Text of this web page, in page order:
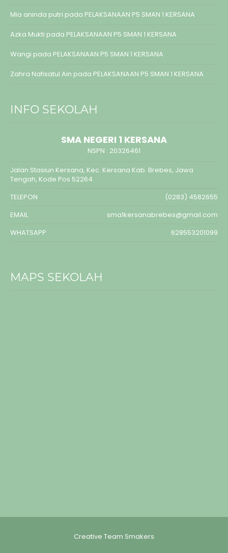
Mia aninda putri pada PELAKSANAAN P5 SMAN 1 KERSANA
Azka Mukti pada PELAKSANAAN P5 SMAN 1 KERSANA
Wangi pada PELAKSANAAN P5 SMAN 1 KERSANA
Zahra Nafisatul Ain pada PELAKSANAAN P5 SMAN 1 KERSANA
INFO SEKOLAH
SMA NEGERI 1 KERSANA
NSPN : 20326461
Jalan Stasiun Kersana, Kec. Kersana Kab. Brebes, Jawa
Tengah, Kode Pos 52264
TELEPON
(0283) 4582655
EMAIL
sma1kersanabrebes@gmail.com
WHATSAPP
628553201099
MAPS SEKOLAH
Creative Team Smakers